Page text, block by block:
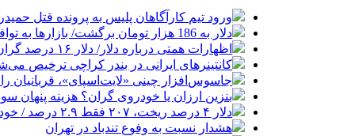
ورود تیم کارآگاهان پلیس به پرونده قتل
دلار به 186 هزار تومان برگشت/ بازارها به توافق احتمالی هرمز چه واکنشی نشان دادند؟
اظهارات همتی درباره دلار/ دلار ۱۶ درصد گران شده؛ این افزایش طبیعی است
کانتینرهای ایرانی در بندر کراچی ترخیص می‌شود| تخفیف ۸۰ درصدی برای
جاسوس‌افزار چینی «لایت‌اسپای»، قربانیان را در ۱۳ کشور ازجمله آمریکا
بنزین ارزان یا خودروی گران؟ هزینه
دلار ۴ درصد ریخت، ۲۰۷ فقط ۲.۹ درصد / خودرو زیر فشار دلار کوتاه می‌آید؟
هشدار نسبت به وفوع تندباد در تهران